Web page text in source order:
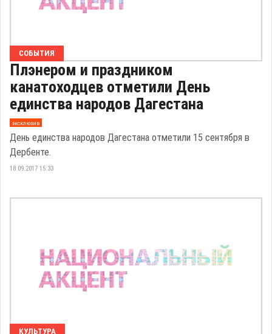
СОБЫТИЯ
Плэнером и праздником
канатоходцев отметили День
единства народов Дагестана
эксклюзив
День единства народов Дагестана отметили 15 сентября в
Дербенте.
18.09.2017 15:33
КУЛЬТУРА